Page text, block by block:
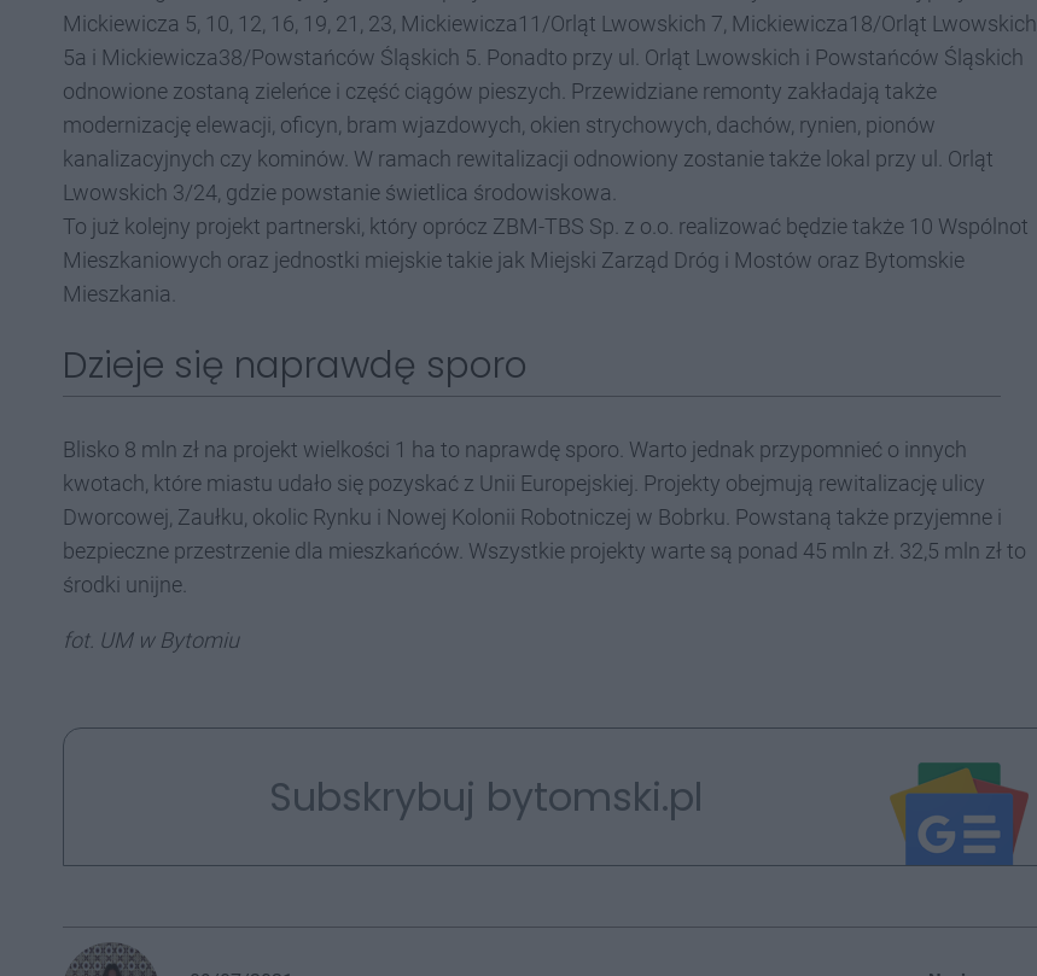
Mickiewicza 5, 10, 12, 16, 19, 21, 23, Mickiewicza11/Orląt Lwowskich 7, Mickiewicza18/Orląt Lwowskich
5a i Mickiewicza38/Powstańców Śląskich 5. Ponadto przy ul. Orląt Lwowskich i Powstańców Śląskich
odnowione zostaną zieleńce i część ciągów pieszych. Przewidziane remonty zakładają także
modernizację elewacji, oficyn, bram wjazdowych, okien strychowych, dachów, rynien, pionów
kanalizacyjnych czy kominów. W ramach rewitalizacji odnowiony zostanie także lokal przy ul. Orląt
Lwowskich 3/24, gdzie powstanie świetlica środowiskowa.
To już kolejny projekt partnerski, który oprócz ZBM-TBS Sp. z o.o. realizować będzie także 10 Wspólnot
Mieszkaniowych oraz jednostki miejskie takie jak Miejski Zarząd Dróg i Mostów oraz Bytomskie
Mieszkania.
Dzieje się naprawdę sporo
Blisko 8 mln zł na projekt wielkości 1 ha to naprawdę sporo. Warto jednak przypomnieć o innych
kwotach, które miastu udało się pozyskać z Unii Europejskiej. Projekty obejmują rewitalizację ulicy
Dworcowej, Zaułku, okolic Rynku i Nowej Kolonii Robotniczej w Bobrku. Powstaną także przyjemne i
bezpieczne przestrzenie dla mieszkańców. Wszystkie projekty warte są ponad 45 mln zł. 32,5 mln zł to
środki unijne.
fot. UM w Bytomiu
Subskrybuj bytomski.pl